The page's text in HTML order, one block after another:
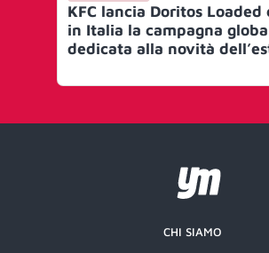
KFC lancia Doritos Loaded
in Italia la campagna
dedicata alla novità
CHI SIAMO